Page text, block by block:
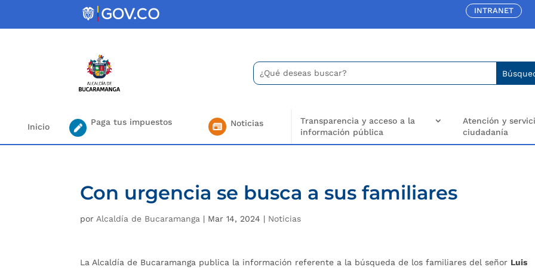
INTRANET
Buscar:
Search
for...
Inicio Paga tus impuestos Noticias
Transparencia y acceso a la
información pública
Atención y
ciudadanía
Con urgencia se busca a sus familiares
por Alcaldía de Bucaramanga | Mar 14, 2024 | Noticias
La Alcaldía de Bucaramanga publica la información referente a la búsqueda de los familiares del señor Luis